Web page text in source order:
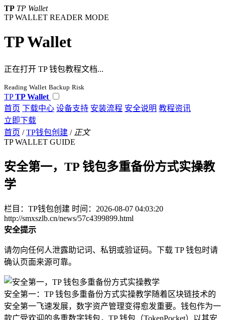
TP TP Wallet
TP WALLET READER MODE
TP Wallet
正在打开 TP 钱包教程文档...
Reading Wallet Backup Risk
TP TP Wallet
首页 下载中心 设备支持 安装流程 安全说明 教程资讯
立即下载
首页 / TP钱包创建 / 正文
TP WALLET GUIDE
安全第一，TP 钱包多重备份方式实操教
学
栏目：TP钱包创建 时间：2026-08-07 04:03:20
http://smxszlb.cn/news/57c4399899.html
安全提示
请勿向任何人泄露助记词、私钥或验证码。下载 TP 钱包时请
确认页面来源可靠。
安全第一：TP 钱包多重备份方式实操教学随着区块链技术的
安全第一飞速发展，数字资产管理变得愈发重要。钱包作为一
款广受欢迎的多重数字钱包，TP 钱包（TokenPocket）以其安